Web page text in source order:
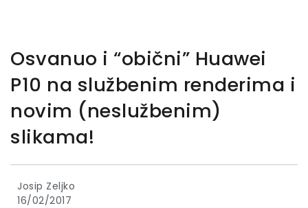
Osvanuo i “obični” Huawei
P10 na službenim renderima i
novim (neslužbenim)
slikama!
Josip Zeljko
16/02/2017